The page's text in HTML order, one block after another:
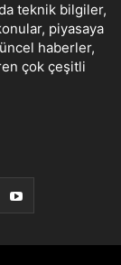
teknik bilgiler,
piyasaya
haberler,
çok çeşitli